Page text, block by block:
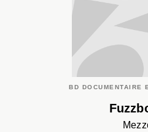
BD DOCUMENTAIRE